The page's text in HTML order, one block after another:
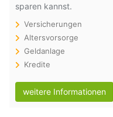
sparen kannst.
Versicherungen
Altersvorsorge
Geldanlage
Kredite
weitere Informationen